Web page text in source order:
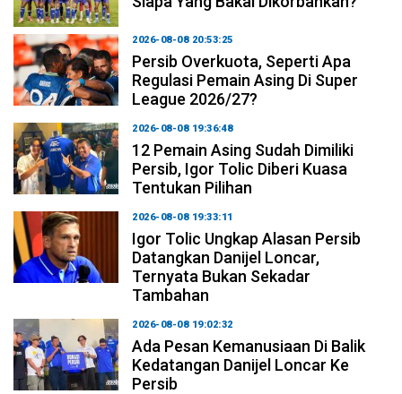
2026-08-08 20:53:25
Persib Overkuota, Seperti Apa
Regulasi Pemain Asing Di Super
League 2026/27?
2026-08-08 19:36:48
12 Pemain Asing Sudah Dimiliki
Persib, Igor Tolic Diberi Kuasa
Tentukan Pilihan
2026-08-08 19:33:11
Igor Tolic Ungkap Alasan Persib
Datangkan Danijel Loncar,
Ternyata Bukan Sekadar
Tambahan
2026-08-08 19:02:32
Ada Pesan Kemanusiaan Di Balik
Kedatangan Danijel Loncar Ke
Persib